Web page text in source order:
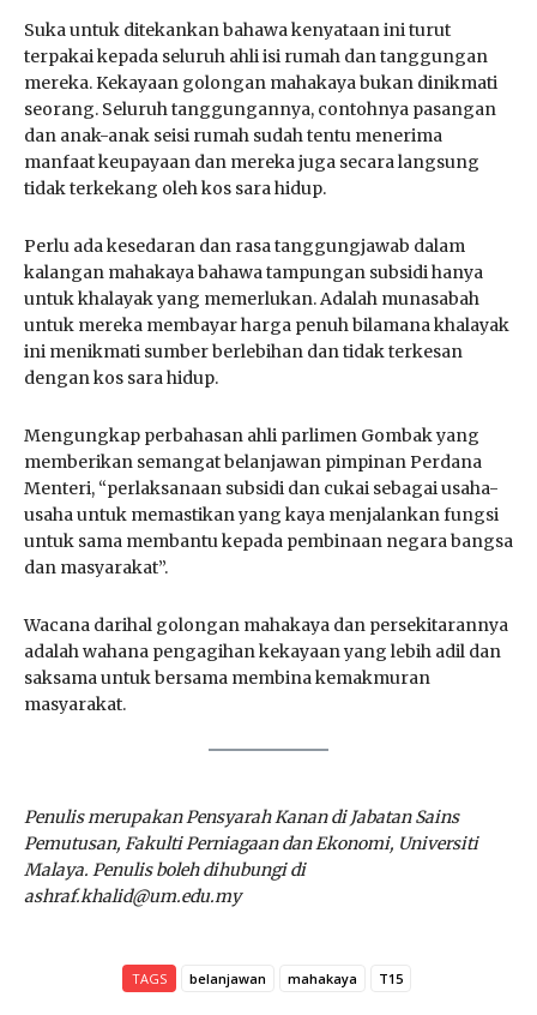
Suka untuk ditekankan bahawa kenyataan ini turut
terpakai kepada seluruh ahli isi rumah dan tanggungan
mereka. Kekayaan golongan mahakaya bukan dinikmati
seorang. Seluruh tanggungannya, contohnya pasangan
dan anak-anak seisi rumah sudah tentu menerima
manfaat keupayaan dan mereka juga secara langsung
tidak terkekang oleh kos sara hidup.
Perlu ada kesedaran dan rasa tanggungjawab dalam
kalangan mahakaya bahawa tampungan subsidi hanya
untuk khalayak yang memerlukan. Adalah munasabah
untuk mereka membayar harga penuh bilamana khalayak
ini menikmati sumber berlebihan dan tidak terkesan
dengan kos sara hidup.
Mengungkap perbahasan ahli parlimen Gombak yang
memberikan semangat belanjawan pimpinan Perdana
Menteri, “perlaksanaan subsidi dan cukai sebagai usaha-
usaha untuk memastikan yang kaya menjalankan fungsi
untuk sama membantu kepada pembinaan negara bangsa
dan masyarakat”.
Wacana darihal golongan mahakaya dan persekitarannya
adalah wahana pengagihan kekayaan yang lebih adil dan
saksama untuk bersama membina kemakmuran
masyarakat.
Penulis merupakan Pensyarah Kanan di Jabatan Sains
Pemutusan, Fakulti Perniagaan dan Ekonomi, Universiti
Malaya. Penulis boleh dihubungi di
ashraf.khalid@um.edu.my
TAGS belanjawan mahakaya T15